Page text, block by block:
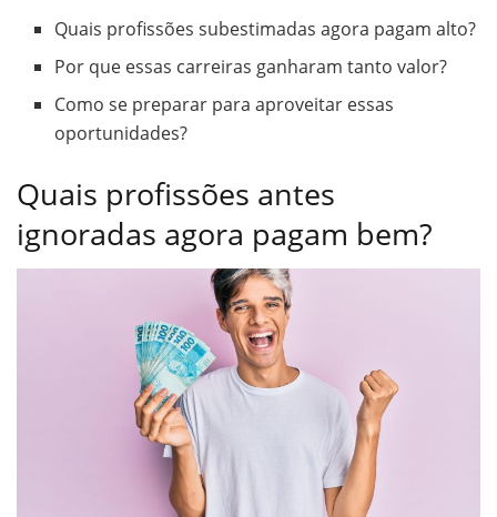
Quais profissões subestimadas agora pagam alto?
Por que essas carreiras ganharam tanto valor?
Como se preparar para aproveitar essas
oportunidades?
Quais profissões antes
ignoradas agora pagam bem?